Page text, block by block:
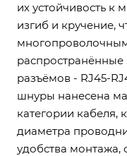
их устойчивость к
изгиб и кручение,
разъёмов - RJ45-
шнуры нанесена
категории кабеля,
диаметра
удобства